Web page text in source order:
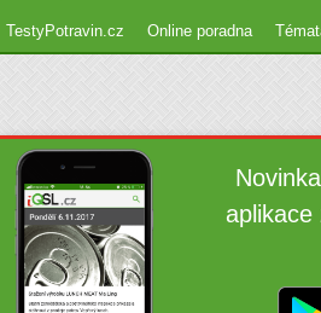
TestyPotravin.cz Online poradna
aplikace